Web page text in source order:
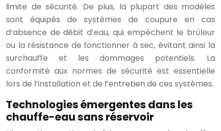
limite de sécurité. De plus, la plupart des modèles
sont équipés de systèmes de coupure en cas
d’absence de débit d’eau, qui empêchent le brûleur
ou la résistance de fonctionner à sec, évitant ainsi la
surchauffe et les dommages potentiels. La
conformité aux normes de sécurité est essentielle
lors de l’installation et de l’entretien de ces systèmes.
Technologies émergentes dans les
chauffe-eau sans réservoir